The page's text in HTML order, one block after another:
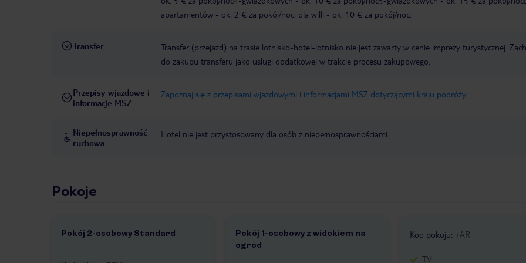
apartamentów - ok. 2 € za pokój/noc, dla willi - ok. 10 € za pokój/noc.
Transfer
Transfer (przejazd) na trasie lotnisko-hotel-lotnisko nie jest zawarty w cenie imprezy turystycznej.
do zakupu transferu jako usługi dodatkowej w trakcie procesu zakupowego.
Przepisy wjazdowe i
informacje MSZ
Zapoznaj się z przepisami wjazdowymi i informacjami MSZ dotyczącymi kraju podróży.
Niepełnosprawność
ruchowa
Hotel nie jest przystosowany dla osób z niepełnosprawnościami
Pokoje
Pokój 2-osobowy Standard
1 / 2
Pokój 1-osobowy z widokiem na
ogród
Kod pokoju: 7AR
TV